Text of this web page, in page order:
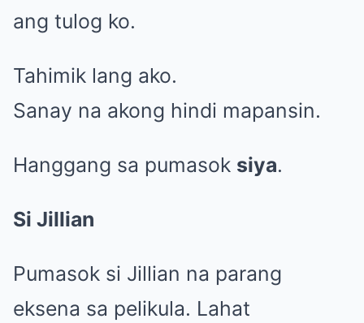
ang tulog ko.
Tahimik lang ako.
Sanay na akong hindi mapansin.
Hanggang sa pumasok siya.
Si Jillian
Pumasok si Jillian na parang
eksena sa pelikula. Lahat